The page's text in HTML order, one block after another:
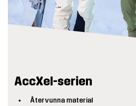
AccXel-serien
Återvunna material